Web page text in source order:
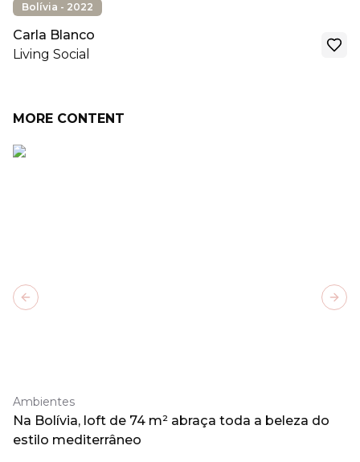
Bolívia - 2022
Carla Blanco
Living Social
MORE CONTENT
Ambientes
Na Bolívia, loft de 74 m² abraça toda a beleza do
estilo mediterrâneo
Previous slide